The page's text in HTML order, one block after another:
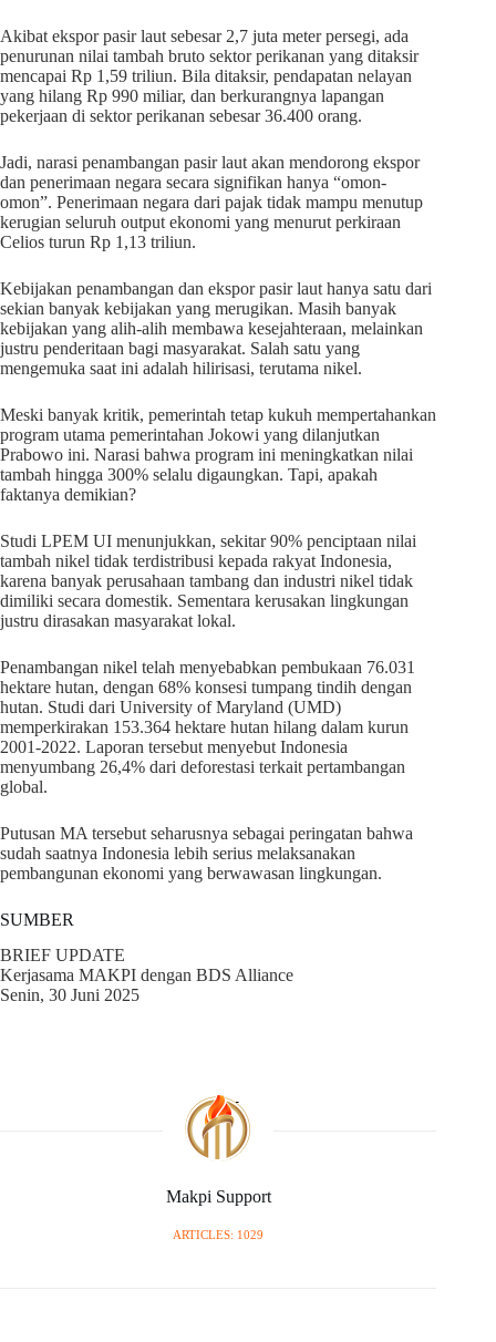
Akibat ekspor pasir laut sebesar 2,7 juta meter persegi, ada
penurunan nilai tambah bruto sektor perikanan yang ditaksir
mencapai Rp 1,59 triliun. Bila ditaksir, pendapatan nelayan
yang hilang Rp 990 miliar, dan berkurangnya lapangan
pekerjaan di sektor perikanan sebesar 36.400 orang.
Jadi, narasi penambangan pasir laut akan mendorong ekspor
dan penerimaan negara secara signifikan hanya “omon-
omon”. Penerimaan negara dari pajak tidak mampu menutup
kerugian seluruh output ekonomi yang menurut perkiraan
Celios turun Rp 1,13 triliun.
Kebijakan penambangan dan ekspor pasir laut hanya satu dari
sekian banyak kebijakan yang merugikan. Masih banyak
kebijakan yang alih-alih membawa kesejahteraan, melainkan
justru penderitaan bagi masyarakat. Salah satu yang
mengemuka saat ini adalah hilirisasi, terutama nikel.
Meski banyak kritik, pemerintah tetap kukuh mempertahankan
program utama pemerintahan Jokowi yang dilanjutkan
Prabowo ini. Narasi bahwa program ini meningkatkan nilai
tambah hingga 300% selalu digaungkan. Tapi, apakah
faktanya demikian?
Studi LPEM UI menunjukkan, sekitar 90% penciptaan nilai
tambah nikel tidak terdistribusi kepada rakyat Indonesia,
karena banyak perusahaan tambang dan industri nikel tidak
dimiliki secara domestik. Sementara kerusakan lingkungan
justru dirasakan masyarakat lokal.
Penambangan nikel telah menyebabkan pembukaan 76.031
hektare hutan, dengan 68% konsesi tumpang tindih dengan
hutan. Studi dari University of Maryland (UMD)
memperkirakan 153.364 hektare hutan hilang dalam kurun
2001-2022. Laporan tersebut menyebut Indonesia
menyumbang 26,4% dari deforestasi terkait pertambangan
global.
Putusan MA tersebut seharusnya sebagai peringatan bahwa
sudah saatnya Indonesia lebih serius melaksanakan
pembangunan ekonomi yang berwawasan lingkungan.
SUMBER
BRIEF UPDATE
Kerjasama MAKPI dengan BDS Alliance
Senin, 30 Juni 2025
Makpi Support
ARTICLES: 1029